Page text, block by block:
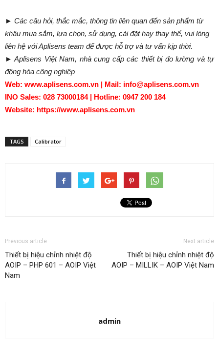
► Các câu hỏi, thắc mắc, thông tin liên quan đến sản phẩm từ
khâu mua sắm, lựa chọn, sử dụng, cài đặt hay thay thế, vui lòng
liên hệ với Aplisens team để được hỗ trợ và tư vấn kịp thời.
► Aplisens Việt Nam, nhà cung cấp các thiết bị đo lường và tự
động hóa công nghiệp
Web: www.aplisens.com.vn | Mail: info@aplisens.com.vn
INO Sales: 028 73000184 | Hotline: 0947 200 184
Website: https://www.aplisens.com.vn
TAGS Calibrator
Previous article
Thiết bị hiệu chỉnh nhiệt độ
AOIP – PHP 601 – AOIP Việt
Nam
Next article
Thiết bị hiệu chỉnh nhiệt độ
AOIP – MILLIK – AOIP Việt Nam
admin